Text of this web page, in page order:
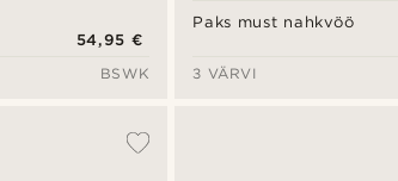
54,95 €
BSWK
Paks must nahkvöö
3 VÄRVI